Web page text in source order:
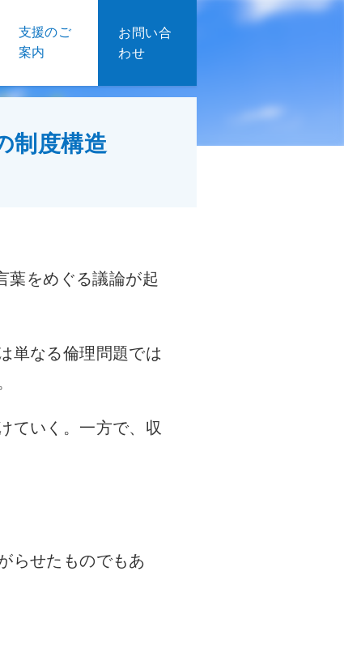
支援のご
案内
お問い合
わせ
制度構造
葉をめぐる議論が起
単なる倫理問題では
ていく。一方で、収
らせたものでもあ